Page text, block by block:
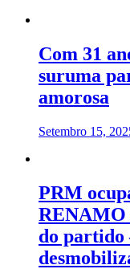
Com 31
suruma
amorosa
Setembro 15,
PRM
RENAMO
do partido